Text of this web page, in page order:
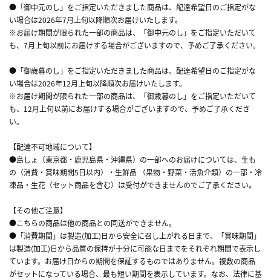
●「御中元のし」をご指定いただきました商品は、配達希望日のご指定がな
い場合は2026年7月上旬以降順次お届けいたします。
※お届け期間が限られた一部の商品は、「御中元のし」をご指定いただいて
も、7月上旬以前にお届けする場合がございますので、予めご了承ください。
●「御歳暮のし」をご指定いただきました商品は、配達希望日のご指定がな
い場合は2026年12月上旬以降順次お届けいたします。
※お届け期間が限られた一部の商品は、「御歳暮のし」をご指定いただいて
も、12月上旬以前にお届けする場合がございますので、予めご了承くださ
い。
【配達不可地域について】
●島しょ（東京都・鹿児島県・沖縄県）の一部へのお届けについては、生も
の（消費・賞味期間5日以内）・生鮮品 （果物・野菜・活魚介類）の一部・冷
凍品・生花（セット商品を含む）は受付ができませんのでご了承ください。
【その他ご注意】
●こちらの商品は他の商品との同送ができません。
●「消費期間」は製造(加工)日から安全に召し上がれる日まで、「賞味期間」
は製造(加工)日から品質の保持が十分に可能な日までをそれぞれ期間で表示し
ています。お届け日からの期間を保証するものではありません。複数の商品
がセットになっている場合、最も短い期間を表示しています。なお、法律に基